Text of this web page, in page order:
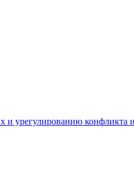
урегулированию конфликта